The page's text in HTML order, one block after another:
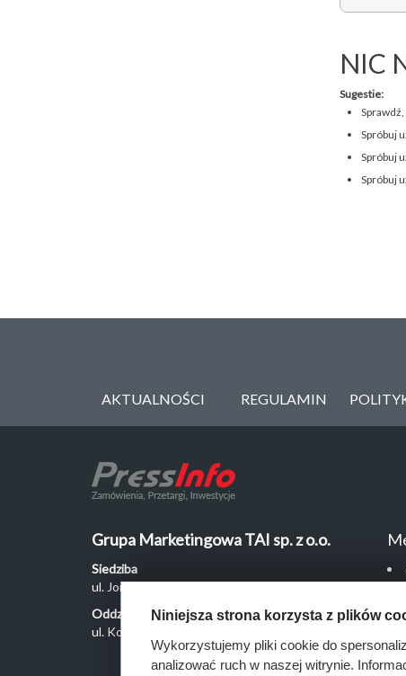
NIC
Sugestie:
Spróbuj
Spróbuj
Spróbuj
AKTUALNOŚCI REGULAMIN
Grupa Marketingowa TAI sp. z o.o.
Siedziba
ul. Jordanowska 12, 04-204 Warszawa
Oddział Poznań
ul. Kochanowskiego 18/6, 60-846 Poznań
Niniejsza strona korzysta z plików
Wykorzystujemy pliki cookie do
analizować ruch w naszej witrynie.